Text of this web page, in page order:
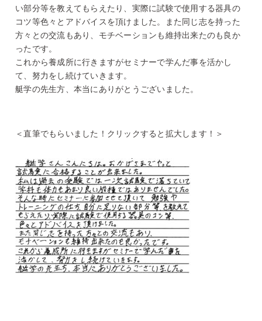
い部分等を教えてもらえたり、実際に試験で使用する器具の
コツ等色々とアドバイスを頂けました。また同じ志を持った
方々との交流もあり、モチベーションも維持出来たのも良か
ったです。
これから養成所に行きますがセミナーで学んだ事を活かし
て、努力をし続けていきます。
艇学の先生方、本当にありがとうございました。
＜直筆でもらいました！クリックすると拡大します！＞